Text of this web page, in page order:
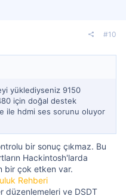
#10
yüklediyseniz 9150
için doğal destek
ile hdmi ses sorunu oluyor
bir sonuç çıkmaz. Bu
Hackintosh'larda
bir çok etken var.
Rehberi
düzenlemeleri ve DSDT